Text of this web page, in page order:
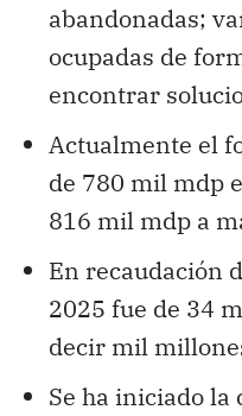
abandonadas;
ocupadas de
encontrar
Actualmente el
de 780 mil mdp
816 mil mdp a
En recaudación
2025 fue de 34
decir mil
Se ha iniciado